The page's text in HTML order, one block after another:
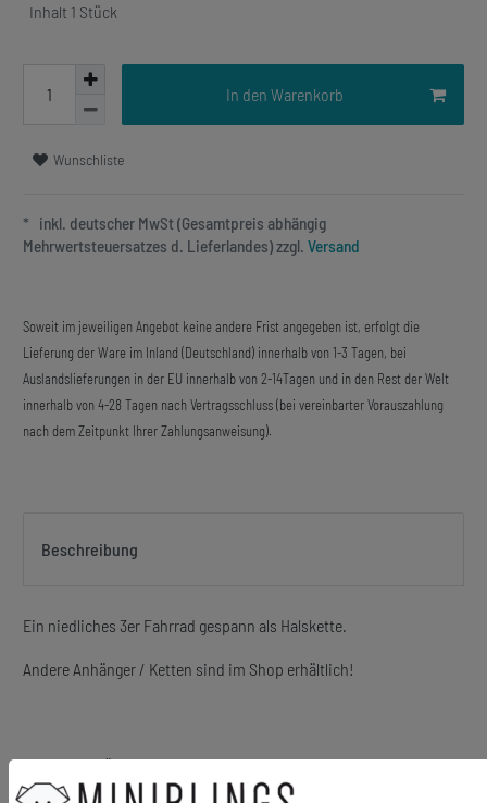
Inhalt 1 Stück
In den Warenkorb
Wunschliste
* inkl. deutscher MwSt (Gesamtpreis abhängig
Mehrwertsteuersatzes d. Lieferlandes) zzgl. Versand
Soweit im jeweiligen Angebot keine andere Frist angegeben ist, erfolgt die
Lieferung der Ware im Inland (Deutschland) innerhalb von 1-3 Tagen, bei
Auslandslieferungen in der EU innerhalb von 2-14Tagen und in den Rest der Welt
innerhalb von 4-28 Tagen nach Vertragsschluss (bei vereinbarter Vorauszahlung
nach dem Zeitpunkt Ihrer Zahlungsanweisung).
Beschreibung
Ein niedliches 3er Fahrrad gespann als Halskette.
Andere Anhänger / Ketten sind im Shop erhältlich!
Material Anhänger: Metall
Material Kette: Metall, versilbert